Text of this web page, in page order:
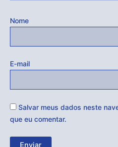
Nome
E-mail
Salvar meus dados neste
que eu comentar.